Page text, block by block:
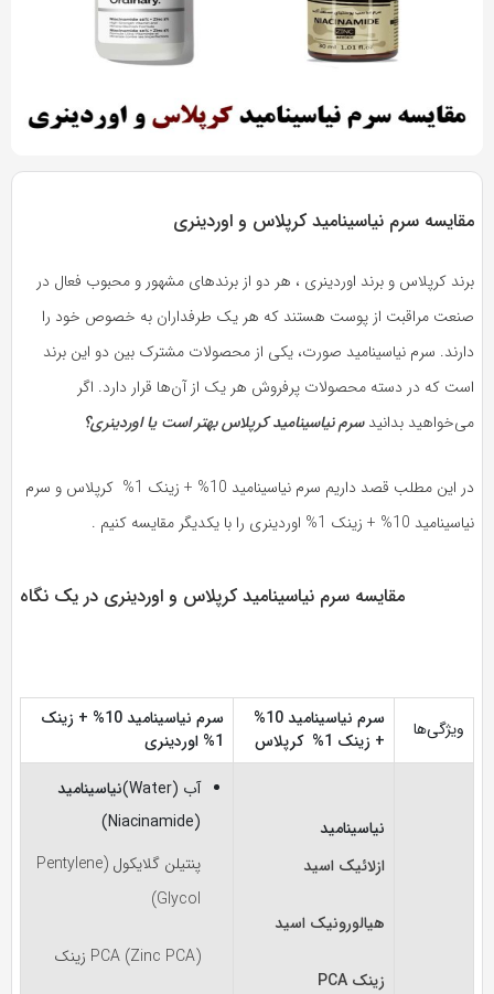
مقایسه سرم نیاسینامید کرپلاس و اوردینری
برند کرپلاس و برند اوردینری ، هر دو از برندهای مشهور و محبوب فعال در
صنعت مراقبت از پوست هستند که هر یک طرفداران به خصوص خود را
دارند. سرم نیاسینامید صورت، یکی از محصولات مشترک بین دو این برند
است که در دسته محصولات پرفروش هر یک از آن‌ها قرار دارد. اگر
می‌خواهید بدانیدسرم نیاسینامید کرپلاس بهتر است یا اوردینری؟
در این مطلب قصد داریم سرم نیاسینامید 10% + زینک 1% کرپلاس و سرم
نیاسینامید 10% + زینک 1% اوردینری را با یکدیگر مقایسه کنیم .
مقایسه سرم نیاسینامید کرپلاس و اوردینری در یک نگاه
ویژگی‌ها
سرم نیاسینامید 10%
+ زینک 1% کرپلاس
سرم نیاسینامید 10% + زینک
1% اوردینری
نیاسینامید
ازلائیک اسید
هیالورونیک اسید
زینک PCA
آب (Water)
نیاسینامید
(Niacinamide)
پنتیلن گلایکول (Pentylene
Glycol)
زینک PCA (Zinc PCA)